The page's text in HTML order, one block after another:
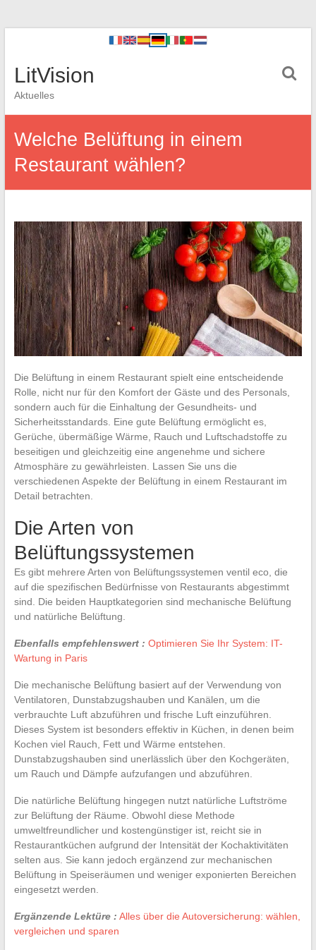
LitVision
Aktuelles
Welche Belüftung in einem
Restaurant wählen?
Die Belüftung in einem Restaurant spielt eine entscheidende
Rolle, nicht nur für den Komfort der Gäste und des Personals,
sondern auch für die Einhaltung der Gesundheits- und
Sicherheitsstandards. Eine gute Belüftung ermöglicht es,
Gerüche, übermäßige Wärme, Rauch und Luftschadstoffe zu
beseitigen und gleichzeitig eine angenehme und sichere
Atmosphäre zu gewährleisten. Lassen Sie uns die
verschiedenen Aspekte der Belüftung in einem Restaurant im
Detail betrachten.
Die Arten von
Belüftungssystemen
Es gibt mehrere Arten von Belüftungssystemen ventil eco, die
auf die spezifischen Bedürfnisse von Restaurants abgestimmt
sind. Die beiden Hauptkategorien sind mechanische Belüftung
und natürliche Belüftung.
Ebenfalls empfehlenswert : Optimieren Sie Ihr System: IT-
Wartung in Paris
Die mechanische Belüftung basiert auf der Verwendung von
Ventilatoren, Dunstabzugshauben und Kanälen, um die
verbrauchte Luft abzuführen und frische Luft einzuführen.
Dieses System ist besonders effektiv in Küchen, in denen beim
Kochen viel Rauch, Fett und Wärme entstehen.
Dunstabzugshauben sind unerlässlich über den Kochgeräten,
um Rauch und Dämpfe aufzufangen und abzuführen.
Die natürliche Belüftung hingegen nutzt natürliche Luftströme
zur Belüftung der Räume. Obwohl diese Methode
umweltfreundlicher und kostengünstiger ist, reicht sie in
Restaurantküchen aufgrund der Intensität der Kochaktivitäten
selten aus. Sie kann jedoch ergänzend zur mechanischen
Belüftung in Speiseräumen und weniger exponierten Bereichen
eingesetzt werden.
Ergänzende Lektüre : Alles über die Autoversicherung: wählen,
vergleichen und sparen